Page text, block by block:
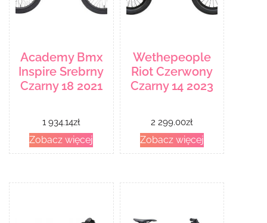
Academy Bmx
Inspire Srebrny
Czarny 18 2021
1 934.14zł
Zobacz więcej
Wethepeople
Riot Czerwony
Czarny 14 2023
2 299.00zł
Zobacz więcej